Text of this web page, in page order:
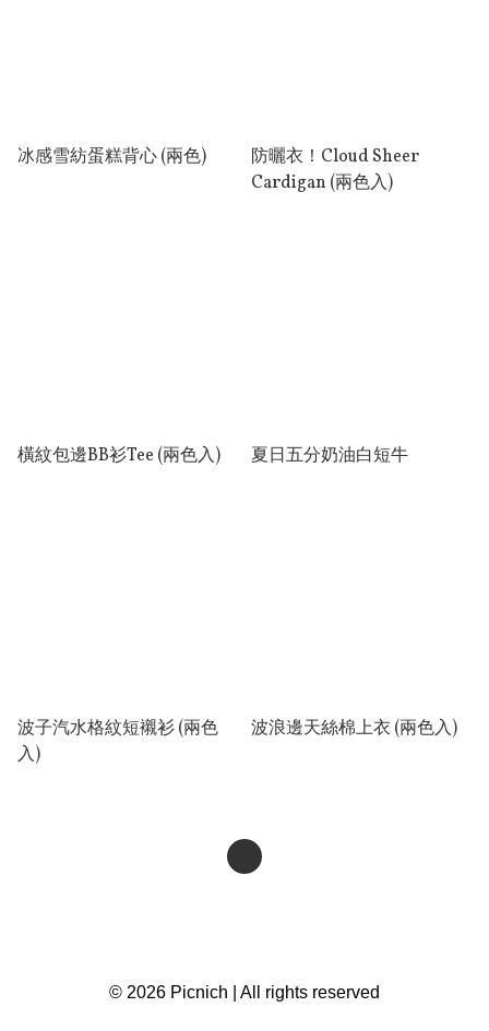
冰感雪紡蛋糕背心 (兩色)
防曬衣！Cloud Sheer
Cardigan (兩色入)
橫紋包邊BB衫Tee (兩色入) 夏日五分奶油白短牛
波子汽水格紋短襯衫 (兩色
入)
波浪邊天絲棉上衣 (兩色入)
© 2026 Picnich | All rights reserved